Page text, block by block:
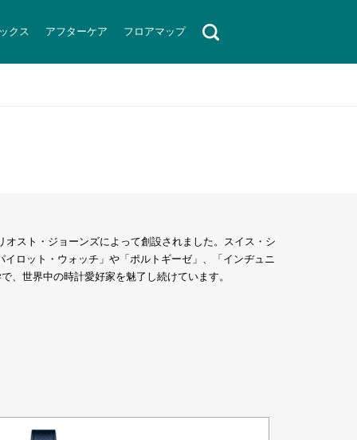
クス アフターケア フロアマップ
スト・ジョーンズによって創設されました。スイス・シ
ロット・ウォッチ」や「ポルトギーゼ」、「インヂュニ
、世界中の時計愛好家を魅了し続けています。